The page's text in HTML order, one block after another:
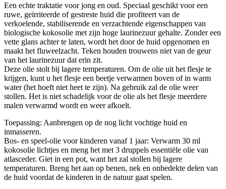
Een echte traktatie voor jong en oud. Speciaal geschikt voor een
ruwe, geïrriteerde of gestreste huid die profiteert van de
verkoelende, stabiliserende en verzachtende eigenschappen van
biologische kokosolie met zijn hoge laurinezuur gehalte. Zonder een
vette glans achter te laten, wordt het door de huid opgenomen en
maakt het fluweelzacht. Teken houden trouwens niet van de geur
van het laurinezuur dat erin zit.
Deze olie stolt bij lagere temperaturen. Om de olie uit het flesje te
krijgen, kunt u het flesje een beetje verwarmen boven of in warm
water (het hoeft niet heet te zijn). Na gebruik zal de olie weer
stollen. Het is niet schadelijk voor de olie als het flesje meerdere
malen verwarmd wordt en weer afkoelt.
Toepassing: Aanbrengen op de nog licht vochtige huid en
inmasseren.
Bos- en speel-olie voor kinderen vanaf 1 jaar: Verwarm 30 ml
kokosolie lichtjes en meng het met 3 druppels essentiële olie van
atlasceder. Giet in een pot, want het zal stollen bij lagere
temperaturen. Breng het aan op benen, nek en onbedekte delen van
de huid voordat de kinderen in de natuur gaat spelen.